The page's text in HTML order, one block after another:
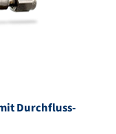
Durchfluss-